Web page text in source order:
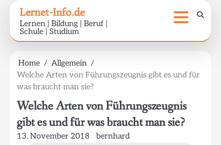
content
Lernet-Info.de
Lernen | Bildung | Beruf |
Schule | Studium
Home
Allgemein
Welche Arten von Führungszeugnis gibt es und für
was braucht man sie?
Welche Arten von Führungszeugnis
gibt es und für was braucht man sie?
13. November 2018 bernhard